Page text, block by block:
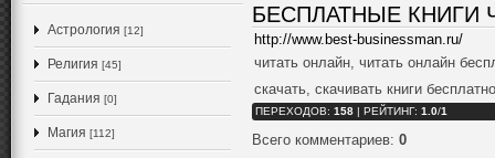
Астрология [12]
Религия [45]
Гадания [0]
Магия [112]
БЕСПЛАТНЫЕ КНИГИ
http://www.best-businessman.ru/
читать онлайн, читать онлайн
скачать, скачивать книги
ПЕРЕХОДОВ: 158 | РЕЙТИНГ: 1.0/1
Всего комментариев: 0